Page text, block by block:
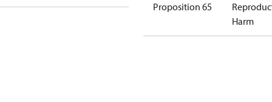
Proposition 65
Harm